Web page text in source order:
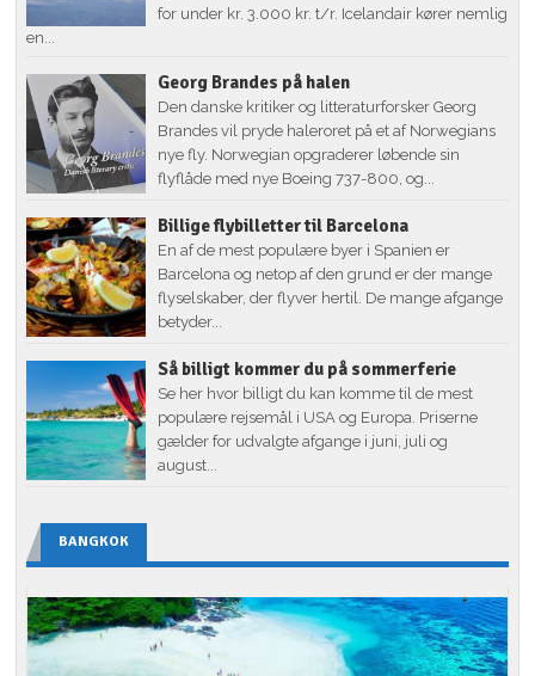
for under kr. 3.000 kr. t/r. Icelandair kører nemlig
en...
Georg Brandes på halen
Den danske kritiker og litteraturforsker Georg
Brandes vil pryde haleroret på et af Norwegians
nye fly. Norwegian opgraderer løbende sin
flyflåde med nye Boeing 737-800, og...
Billige flybilletter til Barcelona
En af de mest populære byer i Spanien er
Barcelona og netop af den grund er der mange
flyselskaber, der flyver hertil. De mange afgange
betyder...
Så billigt kommer du på sommerferie
Se her hvor billigt du kan komme til de mest
populære rejsemål i USA og Europa. Priserne
gælder for udvalgte afgange i juni, juli og
august...
BANGKOK